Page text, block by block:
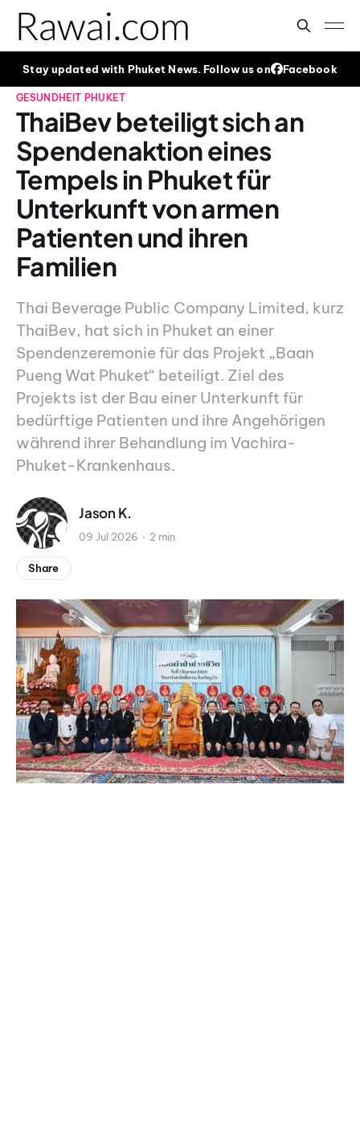
Stay updated with Phuket News. Follow us on Facebook
GESUNDHEIT PHUKET
ThaiBev beteiligt sich an
Spendenaktion eines
Tempels in Phuket für
Unterkunft von armen
Patienten und ihren
Familien
Thai Beverage Public Company Limited, kurz
ThaiBev, hat sich in Phuket an einer
Spendenzeremonie für das Projekt „Baan
Pueng Wat Phuket“ beteiligt. Ziel des
Projekts ist der Bau einer Unterkunft für
bedürftige Patienten und ihre Angehörigen
während ihrer Behandlung im Vachira-
Phuket-Krankenhaus.
Jason K.
09 Jul 2026 2 min
Share